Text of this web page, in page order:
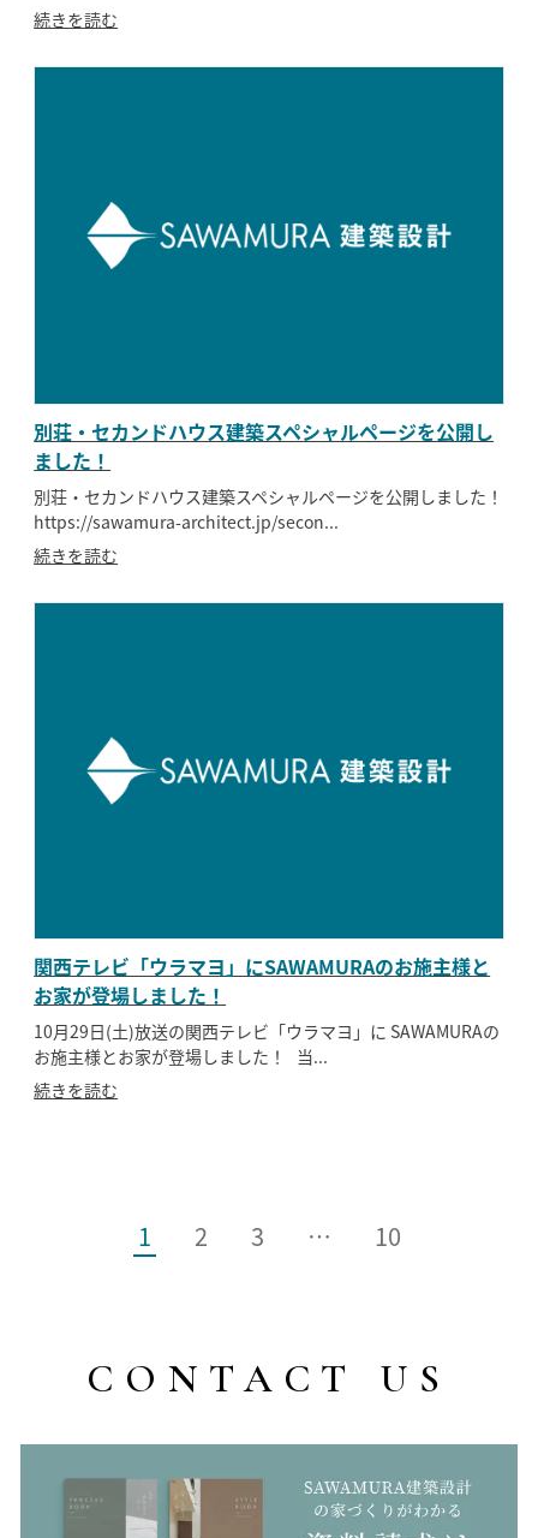
続きを読む
別荘・セカンドハウス建築スペシャルページを公開し
ました！
別荘・セカンドハウス建築スペシャルページを公開しました！
https://sawamura-architect.jp/secon...
続きを読む
関西テレビ「ウラマヨ」にSAWAMURAのお施主様と
お家が登場しました！
10月29日(土)放送の関西テレビ「ウラマヨ」に SAWAMURAの
お施主様とお家が登場しました！ 当...
続きを読む
1 2 3 … 10
CONTACT US